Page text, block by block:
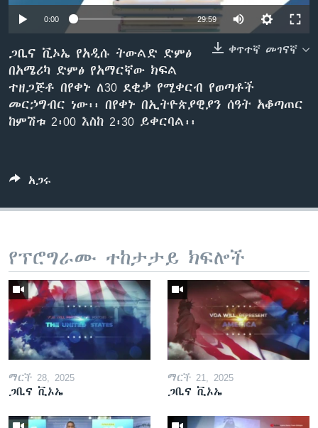
ቋንቋዎች
0:00 29:59
ቀጥተኛ መገናኛ
ጋቢና ቪኦኤ የአዲሱ ትውልድ ድምፅ
በአሜሪካ ድምፅ የአማርኛው ክፍል
ተዘጋጅቶ በየቀኑ ለ30 ደቂቃ የሚቀርብ የወጣቶች
መርኃግብር ነው፡፡ በየቀኑ በኢትዮጵያዊያን ሰዓት አቆጣጠር
ከምሽቱ 2፡00 እስከ 2፡30 ይቀርባል፡፡
አጋሩ
የፕሮግራሙ ተከታታይ ክፍሎች
ማርች 28, 2025
ጋቢና ቪኦኤ
ማርች 21, 2025
ጋቢና ቪኦኤ